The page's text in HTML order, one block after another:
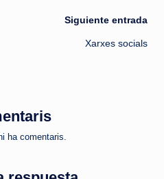
Siguiente entrada
Xarxes socials
ha comentaris.